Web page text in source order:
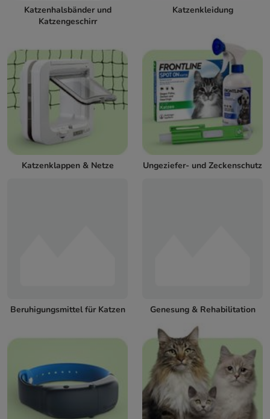
Katzenhalsbänder und
Katzengeschirr
Katzenkleidung
Katzenklappen & Netze Ungeziefer- und Zeckenschutz
Beruhigungsmittel für Katzen Genesung & Rehabilitation